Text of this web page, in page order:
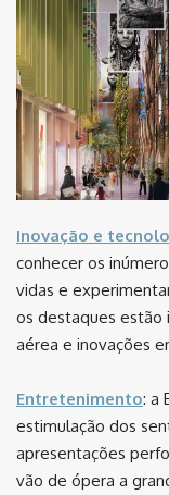
Inovação e
conhecer os
vidas e
os destaques estão
aérea e inovações
Entretenimento: a
estimulação dos
apresentações
vão de ópera a